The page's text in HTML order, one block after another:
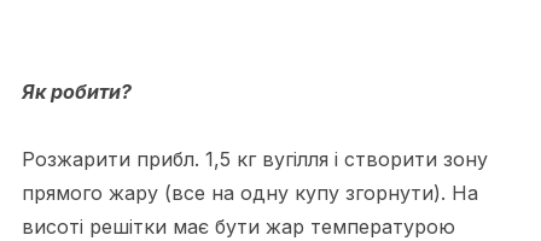
Як робити?
Розжарити прибл. 1,5 кг вугілля і створити зону
прямого жару (все на одну купу згорнути). На
висоті решітки має бути жар температурою